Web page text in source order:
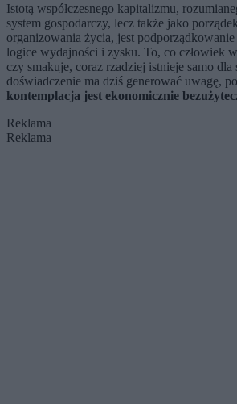
Istotą współczesnego kapitalizmu,
system gospodarczy, lecz także jako
organizowania życia, jest
logice wydajności i zysku. To, co człowiek
czy smakuje, coraz rzadziej istnieje samo dla
doświadczenie ma dziś generować uwagę,
kontemplacja jest ekonomicznie
Reklama
Reklama